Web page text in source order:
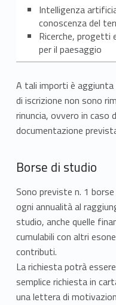
Intelligenza
conoscenza del
Ricerche, progetti
per il paesaggio
A tali importi è aggiunta
di iscrizione non sono
rinuncia, ovvero in caso
documentazione
Borse di studio
Sono previste n. 1
ogni annualità al
studio, anche quelle
cumulabili con altri
contributi.
La richiesta potrà
semplice richiesta in
una lettera di